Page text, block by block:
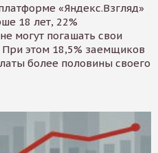
«Яндекс.Взгляд»
18 лет, 22%
могут погашать свои
этом 18,5% заемщиков
более половины своего